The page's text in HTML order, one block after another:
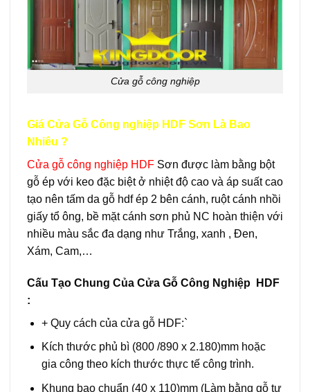
Cửa gỗ công nghiệp
Giá Cửa Gỗ Công nghiệp HDF Sơn Là Bao
Nhiêu ?
Cửa gỗ công nghiệp HDF Sơn được làm bằng bột
gỗ ép với keo đặc biệt ở nhiệt độ cao và áp suất cao
tạo nên tấm da gỗ hdf ép 2 bên cánh, ruột cánh nhồi
giấy tổ ông, bề mặt cánh sơn phủ NC hoàn thiện với
nhiều màu sắc đa dạng như Trắng, xanh , Đen,
Xám, Cam,…
Cấu Tạo Chung Của Cửa Gỗ Công Nghiệp HDF
:
+ Quy cách của cửa gỗ HDF:`
Kích thước phủ bì (800 /890 x 2.180)mm hoặc
gia công theo kích thước thực tế công trình.
Khung bao chuẩn (40 x 110)mm (Làm bằng gỗ tự